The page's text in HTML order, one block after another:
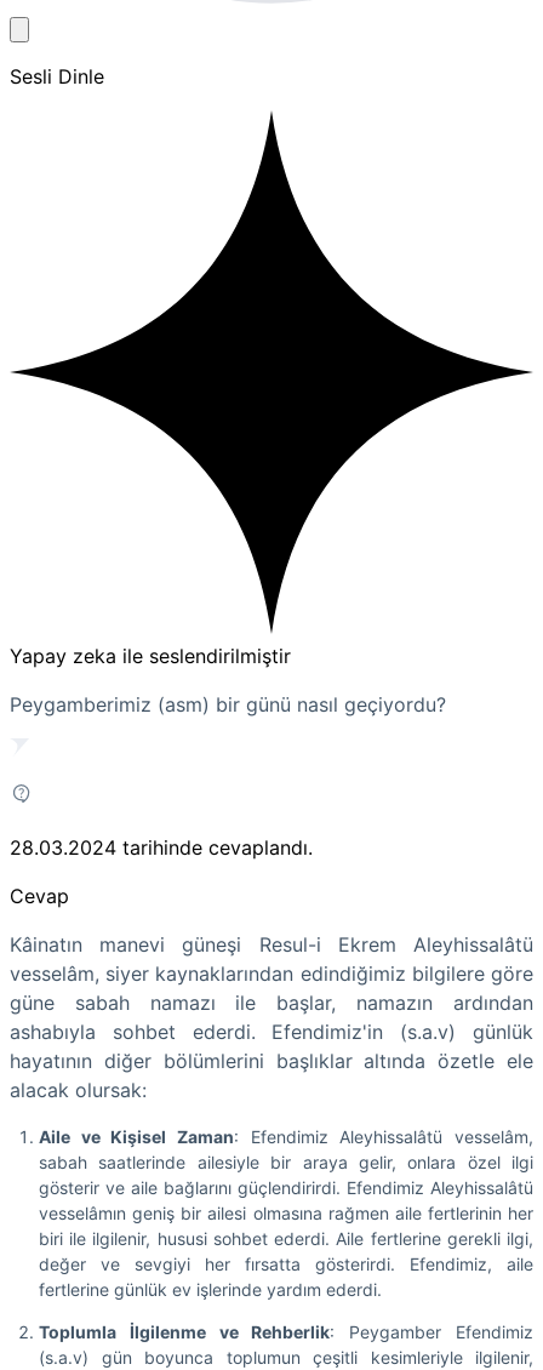
Sesli Dinle
Yapay zeka ile seslendirilmiştir
Peygamberimiz (asm) bir günü nasıl geçiyordu?
28.03.2024 tarihinde cevaplandı.
Cevap
Kâinatın manevi güneşi Resul-i Ekrem Aleyhissalâtü
vesselâm, siyer kaynaklarından edindiğimiz bilgilere göre
güne sabah namazı ile başlar, namazın ardından
ashabıyla sohbet ederdi. Efendimiz'in (s.a.v) günlük
hayatının diğer bölümlerini başlıklar altında özetle ele
alacak olursak:
Aile ve Kişisel Zaman: Efendimiz Aleyhissalâtü vesselâm,
sabah saatlerinde ailesiyle bir araya gelir, onlara özel ilgi
gösterir ve aile bağlarını güçlendirirdi. Efendimiz Aleyhissalâtü
vesselâmın geniş bir ailesi olmasına rağmen aile fertlerinin her
biri ile ilgilenir, hususi sohbet ederdi. Aile fertlerine gerekli ilgi,
değer ve sevgiyi her fırsatta gösterirdi. Efendimiz, aile
fertlerine günlük ev işlerinde yardım ederdi.
Toplumla İlgilenme ve Rehberlik: Peygamber Efendimiz
(s.a.v) gün boyunca toplumun çeşitli kesimleriyle ilgilenir,